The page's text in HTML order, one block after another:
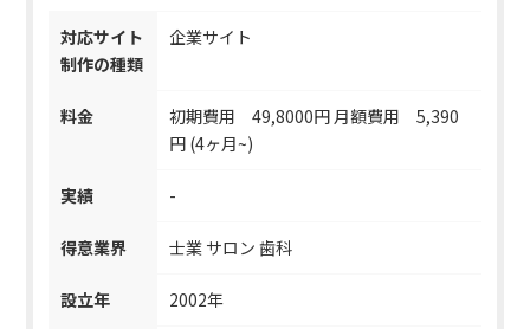
対応サイト
制作の種類
企業サイト
料金
初期費用 49,8000円 月額費用 5,390
円 (4ヶ月~)
実績 -
得意業界 士業 サロン 歯科
設立年 2002年